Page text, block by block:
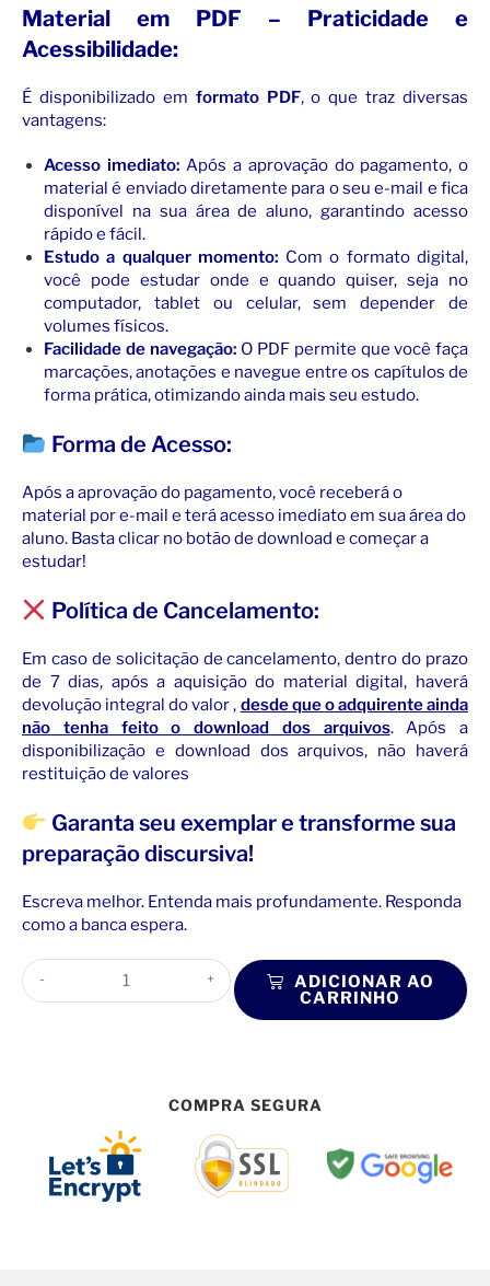
Material em PDF – Praticidade e
Acessibilidade:
É disponibilizado em formato PDF, o que traz diversas
vantagens:
Acesso imediato: Após a aprovação do pagamento, o
material é enviado diretamente para o seu e-mail e fica
disponível na sua área de aluno, garantindo acesso
rápido e fácil.
Estudo a qualquer momento: Com o formato digital,
você pode estudar onde e quando quiser, seja no
computador, tablet ou celular, sem depender de
volumes físicos.
Facilidade de navegação: O PDF permite que você faça
marcações, anotações e navegue entre os capítulos de
forma prática, otimizando ainda mais seu estudo.
Forma de Acesso:
Após a aprovação do pagamento, você receberá o
material por e-mail e terá acesso imediato em sua área do
aluno. Basta clicar no botão de download e começar a
estudar!
Política de Cancelamento:
Em caso de solicitação de cancelamento, dentro do prazo
de 7 dias, após a aquisição do material digital, haverá
devolução integral do valor , desde queo adquirente ainda
não tenha feito o download dos arquivos. Após a
disponibilização e download dos arquivos, não haverá
restituição de valores
Garanta seu exemplar e transforme sua
preparação discursiva!
Escreva melhor. Entenda mais profundamente. Responda
como a banca espera.
- +
ADICIONAR AO
CARRINHO
COMPRA SEGURA